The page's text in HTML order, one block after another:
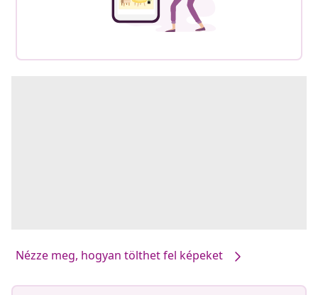
Nézze meg, hogyan tölthet fel képeket